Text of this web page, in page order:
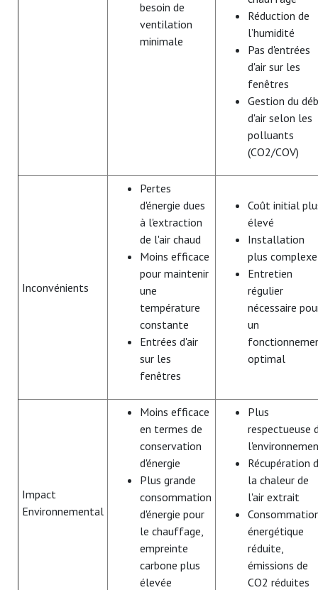
besoin de
ventilation
minimale
Réduction de
l’humidité
Pas d'entrées
d'air sur les
fenêtres
Gestion du
d'air selon les
polluants
(CO2/COV)
Inconvénients
Pertes
d'énergie dues
à l'extraction
de l'air chaud
Moins efficace
pour maintenir
une
température
constante
Entrées d'air
sur les
fenêtres
Coût initial
élevé
Installation
plus complexe
Entretien
régulier
nécessaire
un
optimal
Impact
Environnemental
Moins efficace
en termes de
conservation
d'énergie
Plus grande
consommation
d'énergie pour
le chauffage,
empreinte
carbone plus
élevée
Plus
respectueuse
Récupération
la chaleur de
l'air extrait
énergétique
réduite,
émissions de
CO2 réduites